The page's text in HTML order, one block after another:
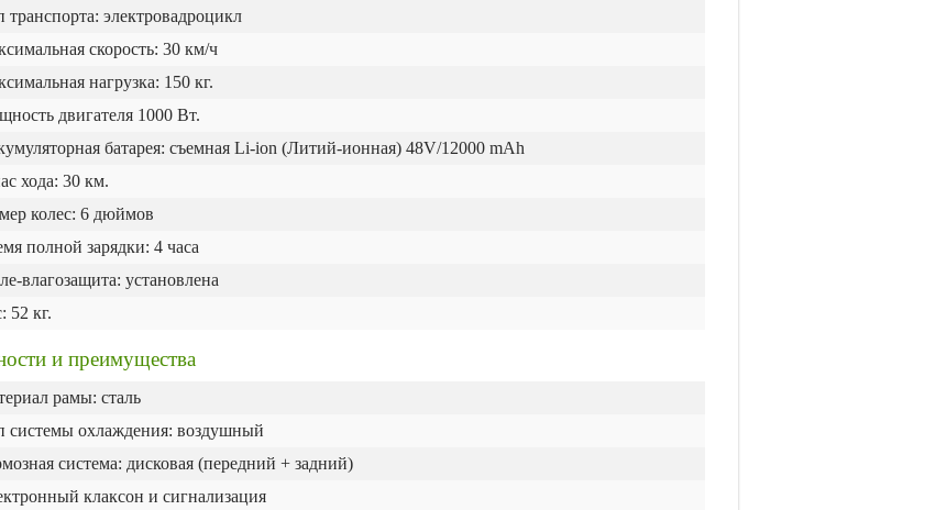
транспорта: электровадроцикл
скорость: 30 км/ч
нагрузка: 150 кг.
двигателя 1000 Вт.
батарея: съемная Li-ion (Литий-ионная) 48V/12000 mAh
хода: 30 км.
колес: 6 дюймов
полной зарядки: 4 часа
влагозащита: установлена
52 кг.
и преимущества
рамы: сталь
системы охлаждения: воздушный
система: дисковая (передний + задний)
клаксон и сигнализация